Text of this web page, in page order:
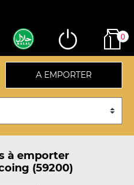
0
A EMPORTER
à emporter
(59200)